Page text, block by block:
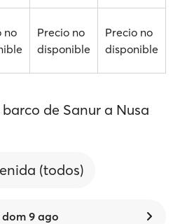
no
Precio no
disponible
Precio no
disponible
de Sanur a Nusa
(todos)
dom 9 ago